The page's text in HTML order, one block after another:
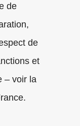
de
de
et
– voir la